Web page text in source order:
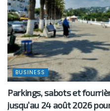
BUSINESS
Parkings, sabots et
jusqu’au 24 août 2026